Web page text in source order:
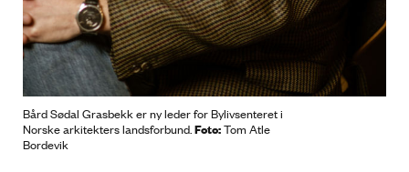
Bård Sødal Grasbekk er ny leder for Bylivsenteret i
Norske arkitekters landsforbund. Foto:Tom Atle
Bordevik